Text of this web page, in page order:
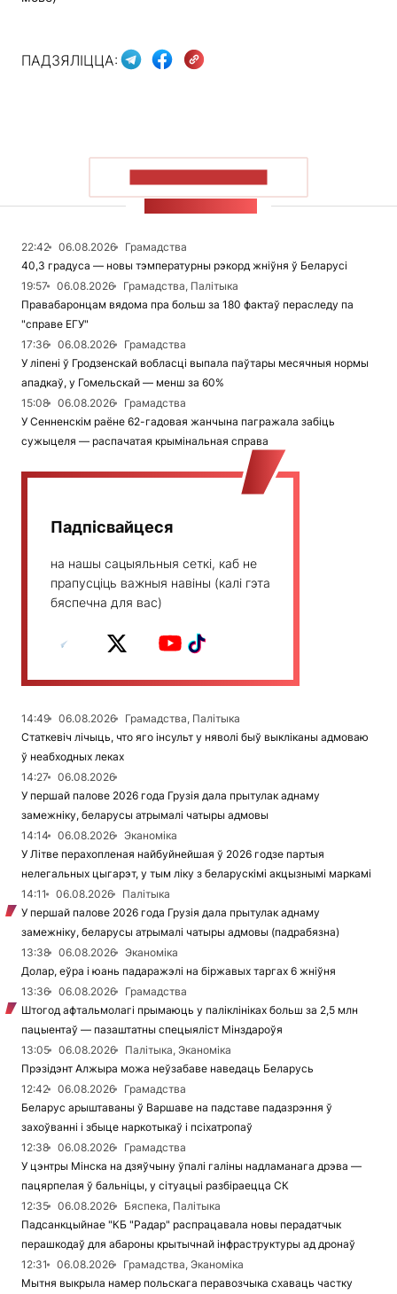
ПАДЗЯЛІЦЦА:
22:42 06.08.2026
Грамадства
40,3 градуса — новы тэмпературны рэкорд жніўня ў Беларусі
19:57
06.08.2026
Грамадства, Палітыка
Правабаронцам вядома пра больш за 180 фактаў пераследу па
"справе ЕГУ"
17:36
06.08.2026
Грамадства
У ліпені ў Гродзенскай вобласці выпала паўтары месячныя нормы
ападкаў, у Гомельскай — менш за 60%
15:08
06.08.2026
Грамадства
У Сенненскім раёне 62-гадовая жанчына пагражала забіць
сужыцеля — распачатая крымінальная справа
Падпісвайцеся
на нашы сацыяльныя сеткі, каб не
прапусціць важныя навіны (калі гэта
бяспечна для вас)
14:49 06.08.2026
Грамадства, Палітыка
Статкевіч лічыць, что яго інсульт у няволі быў выкліканы адмоваю
ў неабходных леках
14:27
06.08.2026
У першай палове 2026 года Грузія дала прытулак аднаму
замежніку, беларусы атрымалі чатыры адмовы
14:14
06.08.2026
Эканоміка
У Літве перахопленая найбуйнейшая ў 2026 годзе партыя
нелегальных цыгарэт, у тым ліку з беларускімі акцызнымі маркамі
14:11
06.08.2026
Палітыка
У першай палове 2026 года Грузія дала прытулак аднаму
замежніку, беларусы атрымалі чатыры адмовы (падрабязна)
13:38
06.08.2026
Эканоміка
Долар, еўра і юань падаражэлі на біржавых таргах 6 жніўня
13:36
06.08.2026
Грамадства
Штогод афтальмолагі прымаюць у паліклініках больш за 2,5 млн
пацыентаў — пазаштатны спецыяліст Мінздароўя
13:05
06.08.2026
Палітыка, Эканоміка
Прэзідэнт Алжыра можа неўзабаве наведаць Беларусь
12:42
06.08.2026
Грамадства
Беларус арыштаваны ў Варшаве на падставе падазрэння ў
захоўванні і збыце наркотыкаў і псіхатропаў
12:38
06.08.2026
Грамадства
У цэнтры Мінска на дзяўчыну ўпалі галіны надламанага дрэва —
пацярпелая ў бальніцы, у сітуацыі разбіраецца СК
12:35
06.08.2026
Бяспека, Палітыка
Падсанкцыйнае "КБ "Радар" распрацавала новы перадатчык
перашкодаў для абароны крытычнай інфраструктуры ад дронаў
12:31
06.08.2026
Грамадства, Эканоміка
Мытня выкрыла намер польскага перавозчыка схаваць частку